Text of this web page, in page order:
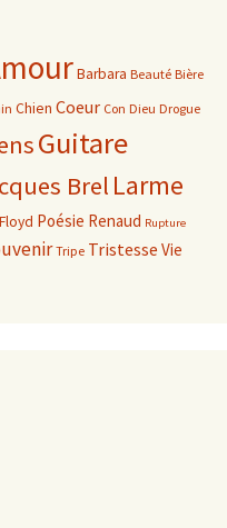
Barbara Beauté Bière
Chien Coeur Con Dieu Drogue
Guitare
Brel Larme
Poésie Renaud Rupture
Tripe Tristesse Vie